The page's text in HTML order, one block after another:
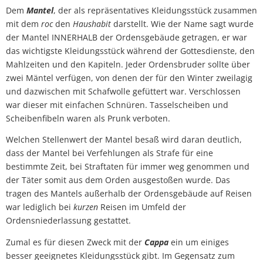
Dem Mantel, der als repräsentatives Kleidungsstück zusammen
mit dem rocden Haushabit darstellt. Wie der Name sagt wurde
der Mantel INNERHALB der Ordensgebäude getragen, er war
das wichtigste Kleidungsstück während der Gottesdienste, den
Mahlzeiten und den Kapiteln. Jeder Ordensbruder sollte über
zwei Mäntel verfügen, von denen der für den Winter zweilagig
und dazwischen mit Schafwolle gefüttert war. Verschlossen
war dieser mit einfachen Schnüren. Tasselscheiben und
Scheibenfibeln waren als Prunk verboten.
Welchen Stellenwert der Mantel besaß wird daran deutlich,
dass der Mantel bei Verfehlungen als Strafe für eine
bestimmte Zeit, bei Straftaten für immer weg genommen und
der Täter somit aus dem Orden ausgestoßen wurde. Das
tragen des Mantels außerhalb der Ordensgebäude auf Reisen
war lediglich bei kurzen Reisen im Umfeld der
Ordensniederlassung gestattet.
Zumal es für diesen Zweck mit der Cappa ein um einiges
besser geeignetes Kleidungsstück gibt. Im Gegensatz zum